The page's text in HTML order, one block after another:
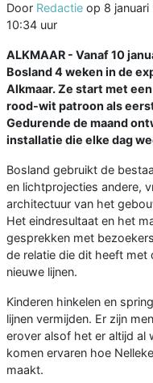
Door Redactie op 8
10:34 uur
ALKMAAR - Vanaf 10
Bosland 4 weken in de
Alkmaar. Ze start met
rood-wit patroon als
Gedurende de maand
installatie die elke dag
Bosland gebruikt de
en lichtprojecties andere,
architectuur van het
Het eindresultaat en het
gesprekken met
de relatie die dit heeft met
nieuwe lijnen.
Kinderen hinkelen en
lijnen vermijden. Er zijn
erover alsof het er altijd al
komen ervaren hoe
maakt.